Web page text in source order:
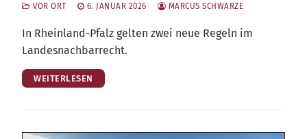
VOR ORT 6. JANUAR 2026 MARCUS SCHWARZE
In Rhein­land-Pfalz gel­ten zwei neue Regeln im
Landesnachbarrecht.
WEITERLESEN